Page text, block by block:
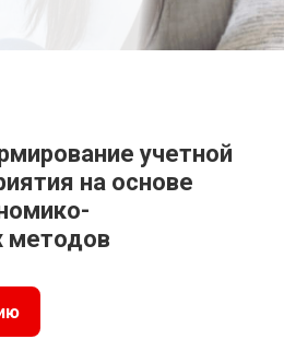
учетной
на основе
методов